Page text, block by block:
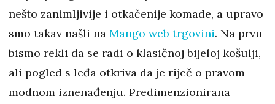
nešto zanimljivije i otkačenije komade, a upravo
smo takav našli na Mango web trgovini. Na prvu
bismo rekli da se radi o klasičnoj bijeloj košulji,
ali pogled s leđa otkriva da je riječ o pravom
modnom iznenađenju. Predimenzionirana